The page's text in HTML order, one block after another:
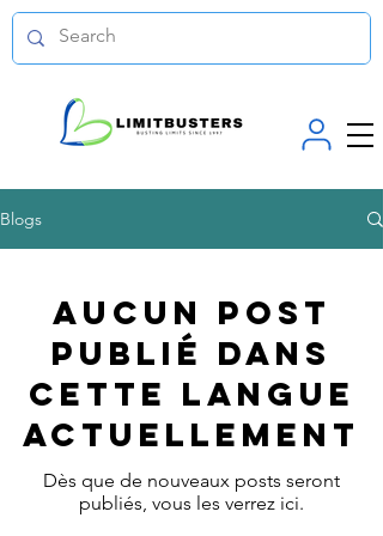
Blogs
Aucun post
publié dans
cette langue
actuellement
Dès que de nouveaux posts seront
publiés, vous les verrez ici.